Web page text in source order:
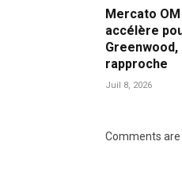
Mercato
accélère
rapproche
Juil 8, 2026
Comments are